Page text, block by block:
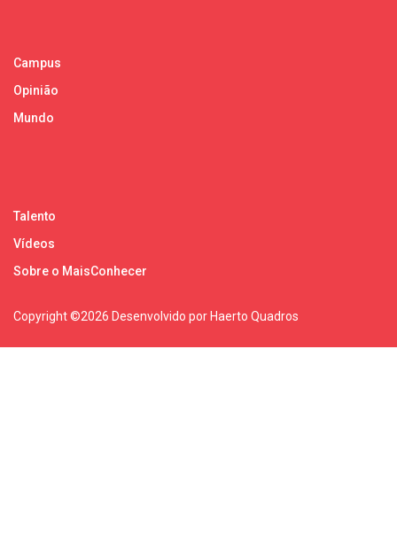
Campus
Opinião
Mundo
Talento
Vídeos
Sobre o MaisConhecer
Copyright ©2026 Desenvolvido por Haerto Quadros